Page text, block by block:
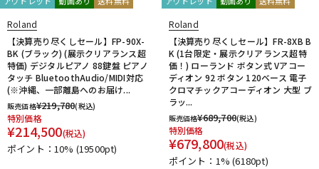
Roland
【決算売り尽くしセール】FP-90X-
BK (ブラック) (展示クリアランス超
特価) デジタルピアノ 88鍵盤 ピアノ
タッチ BluetoothAudio/MIDI対応
(※沖縄、一部離島へのお届け...
販売価格¥219,780(税込)
特別価格
¥214,500(税込)
ポイント：10% (19500pt)
Roland
【決算売り尽くしセール】FR-8XB B
K (1台限定・展示クリアランス超特
価！) ローランド ボタン式 Vアコー
ディオン 92 ボタン 120ベース 電子
クロマチックアコーディオン 大型 ブ
ラッ...
販売価格¥689,700(税込)
特別価格
¥679,800(税込)
ポイント：1%(6180pt)